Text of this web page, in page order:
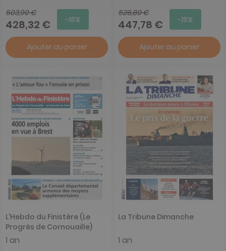
503,90 €
428,32 € -15%
Ajouter au panier
526,80 €
447,78 € -15%
Ajouter au panier
L'Hebdo du Finistère (Le
Progrès de Cornouaille)
1 an
La Tribune Dimanche
1 an